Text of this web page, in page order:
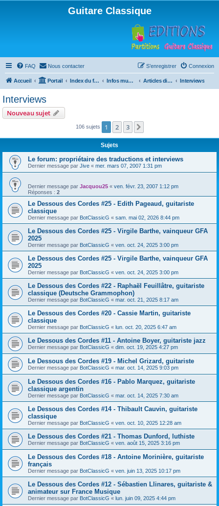
Guitare Classique
FAQ Nous contacter Connexion
S’enregistrer
Accueil Portail Index du forum Infos musicales Articles divers Interviews
Interviews
Nouveau sujet
106 sujets 1 2 3
Sujets
Le forum: propriétaire des traductions et interviews
Dernier message par Jive « mer. mars 07, 2007 1:31 pm
Dernier message par Jacquou25 « ven. févr. 23, 2007 1:12 pm
Réponses : 2
Le Dessous des Cordes #25 - Edith Pageaud, guitariste
classique
Dernier message par BotClassicG « sam. mai 02, 2026 8:44 pm
Le Dessous des Cordes #25 - Virgile Barthe, vainqueur GFA
2025
Dernier message par BotClassicG « ven. oct. 24, 2025 3:00 pm
Le Dessous des Cordes #25 - Virgile Barthe, vainqueur GFA
2025
Dernier message par BotClassicG « ven. oct. 24, 2025 3:00 pm
Le Dessous des Cordes #22 - Raphaël Feuillâtre, guitariste
classique (Deutsche Grammophon)
Dernier message par BotClassicG « mar. oct. 21, 2025 8:17 am
Le Dessous des Cordes #20 - Cassie Martin, guitariste
classique
Dernier message par BotClassicG « lun. oct. 20, 2025 6:47 am
Le Dessous des Cordes #11 - Antoine Boyer, guitariste jazz
Dernier message par BotClassicG « dim. oct. 19, 2025 4:27 pm
Le Dessous des Cordes #19 - Michel Grizard, guitariste
Dernier message par BotClassicG « mar. oct. 14, 2025 9:03 pm
Le Dessous des Cordes #16 - Pablo Marquez, guitariste
classique argentin
Dernier message par BotClassicG « mar. oct. 14, 2025 7:30 am
Le Dessous des Cordes #14 - Thibault Cauvin, guitariste
classique
Dernier message par BotClassicG « ven. oct. 10, 2025 12:28 am
Le Dessous des Cordes #21 - Thomas Dunford, luthiste
Dernier message par BotClassicG « ven. août 15, 2025 3:16 pm
Le Dessous des Cordes #18 - Antoine Morinière, guitariste
français
Dernier message par BotClassicG « ven. juin 13, 2025 10:17 pm
Le Dessous des Cordes #12 - Sébastien Llinares, guitariste &
animateur sur France Musique
Dernier message par BotClassicG « lun. juin 09, 2025 4:44 pm